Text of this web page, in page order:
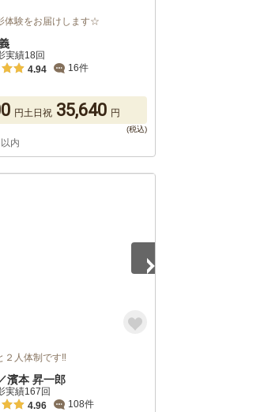
体験をお届けします☆
実績18回
4.94
16件
円土日祝 35,640 円
内
２人体制です‼️
濱本 昇一郎
実績167回
4.96
108件